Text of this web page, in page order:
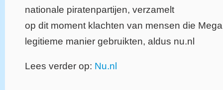
nationale piratenpartijen, verzamelt
op dit moment klachten van mensen die
legitieme manier gebruikten, aldus nu.nl
Lees verder op: Nu.nl